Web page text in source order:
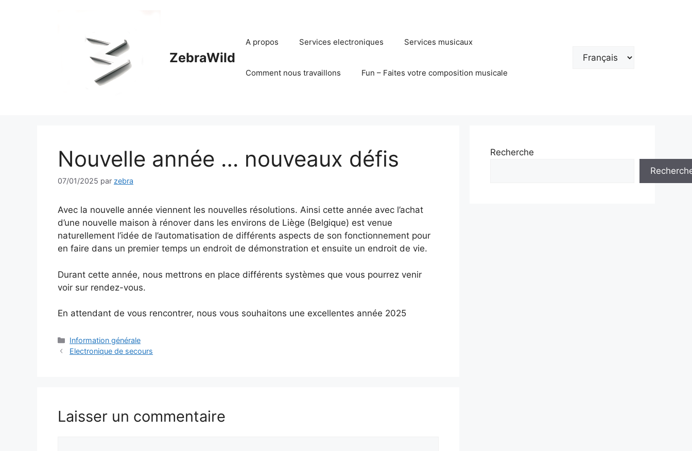
ZebraWild
A propos Services electroniques Services musicaux
Comment nous travaillons Fun – Faites votre composition musicale
Choisir
Nouvelle année … nouveaux défis
07/01/2025 par zebra
Avec la nouvelle année viennent les nouvelles résolutions. Ainsi cette année avec l’achat
d’une nouvelle maison à rénover dans les environs de Liège (Belgique) est venue
naturellement l’idée de l’automatisation de différents aspects de son fonctionnement pour
en faire dans un premier temps un endroit de démonstration et ensuite un endroit de vie.
Durant cette année, nous mettrons en place différents systèmes que vous pourrez venir
voir sur rendez-vous.
En attendant de vous rencontrer, nous vous souhaitons une excellentes année 2025
Catégories
Information générale
Electronique de secours
Laisser un commentaire
Recherche